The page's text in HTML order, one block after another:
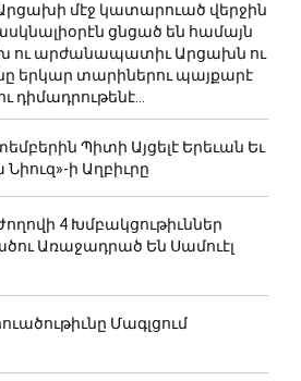
մէջ կատարուած վերջին
ցնցած են համայն
ու արժանապատիւ Արցախն ու
երկար տարիներու պայքարէ
դիմադրութենէ...
Պիտի Այցելէ Երեւան Եւ
Նիուզ»-ի Աղբիւրը
4 Խմբակցութիւններ
Առաջադրած Են Սամուէլ
Մագլցում